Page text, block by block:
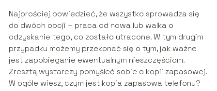
Najprościej powiedzieć, że wszystko sprowadza się
do dwóch opcji – praca od nowa lub walka o
odzyskanie tego, co zostało utracone. W tym drugim
przypadku możemy przekonać się o tym, jak ważne
jest zapobieganie ewentualnym nieszczęściom.
Zresztą wystarczy pomyśleć sobie o kopii zapasowej.
W ogóle wiesz, czym jest kopia zapasowa telefonu?